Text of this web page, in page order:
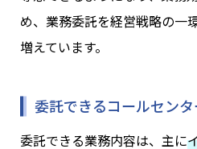
め、業務委託を経営戦略の一
増えています。
委託できるコールセン
委託できる業務内容は、主に